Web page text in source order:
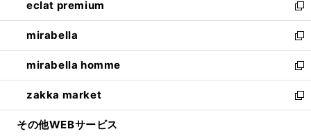
く
で
開
く
ド
ウ
で
開
く
ィ
ン
ド
ウ
で
開
く
い
ウ
ィ
ン
ド
ウ
で
開
eclat premium
新
し
い
ウ
ィ
ン
ド
ウ
mirabella
新
し
い
ウ
ィ
ン
mirabella homme
新
し
い
ウ
zakka market
新
し
その他WEBサービス